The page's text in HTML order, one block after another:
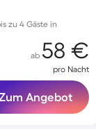
zu 4 Gäste in
ab 58 €
pro Nacht
Angebot